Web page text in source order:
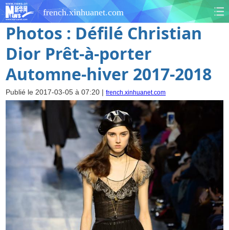
french.xinhuanet.com
Photos : Défilé Christian
Dior Prêt-à-porter
Automne-hiver 2017-2018
Publié le 2017-03-05 à 07:20 |french.xinhuanet.com